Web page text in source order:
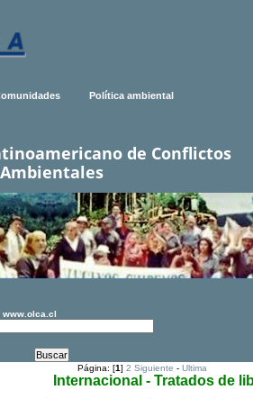
Política ambiental
de Conflictos
Ambientales
www.olca.cl
Página: [1]2 Siguiente -Ultima
Internacional - Tratados de